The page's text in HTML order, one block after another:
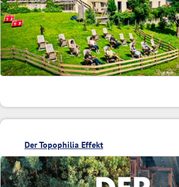
Der Topophilia Effekt